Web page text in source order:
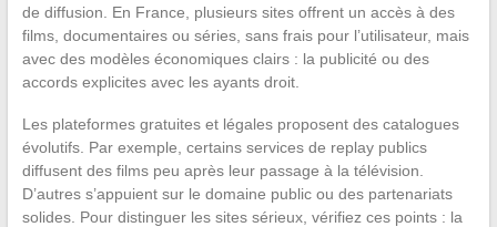
de diffusion. En France, plusieurs sites offrent un accès à des
films, documentaires ou séries, sans frais pour l’utilisateur, mais
avec des modèles économiques clairs : la publicité ou des
accords explicites avec les ayants droit.
Les plateformes gratuites et légales proposent des catalogues
évolutifs. Par exemple, certains services de replay publics
diffusent des films peu après leur passage à la télévision.
D’autres s’appuient sur le domaine public ou des partenariats
solides. Pour distinguer les sites sérieux, vérifiez ces points : la